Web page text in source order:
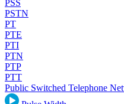
PSS
PSTN
PT
PTE
PTI
PTN
PTP
PTT
Public Switched Telephone